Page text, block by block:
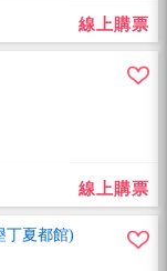
線上購票
線上購票
丁夏都館)